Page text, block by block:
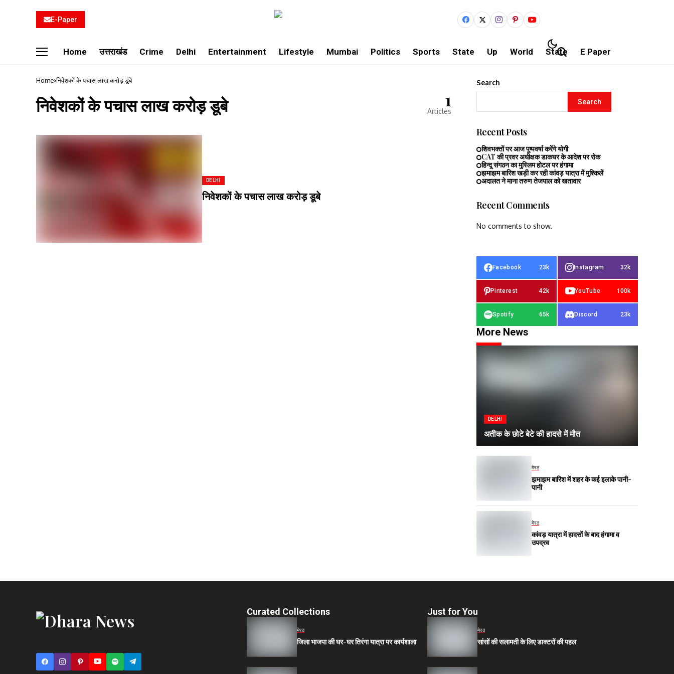
E-Paper
Home उत्तराखंड Crime Delhi Entertainment Lifestyle Mumbai Politics Sports State Up World State E Paper
Home निवेशकों के पचास लाख करोड़ डूबे
निवेशकों के पचास लाख करोड़ डूबे 1
Articles
DELHI
निवेशकों के पचास लाख करोड़ डूबे
Search
Search
Recent Posts
शिवभक्तों पर आज पुष्पवर्षा करेंगे योगी
CAT की प्रवर अधीक्षक डाकघर के आदेश पर रोक
हिन्दू संगठन का मुस्लिम होटल पर हंगामा
झमाझम बारिश खड़ी कर रही कांवड़ यात्रा में मुश्किलें
अदालत ने माना तरुण तेजपाल को खतावार
Recent Comments
No comments to show.
Facebook 23k Instagram 32k
Pinterest 42k YouTube 100k
Spotify 65k Discord 23k
More News
DELHI
अतीक के छोटे बेटे की हादसे में मौत
मेरठ
झमाझम बारिश में शहर के कई इलाके पानी-
पानी
मेरठ
कांवड़ यात्रा में हादसों के बाद हंगामा व
उपद्रव
Curated Collections
मेरठ
जिला भाजपा की घर-घर तिरंगा यात्रा पर कार्यशाला
Just for You
मेरठ
सांसों की सलामती के लिए डाक्टरों की पहल